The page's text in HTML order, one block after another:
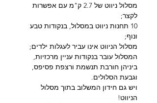
מסלול ניווט של 2.7 ק"מ עם אפשרות
לקצר;
10 תחנות ניווט במסלול, בנקודות טבע
ונוף;
מסלול הניווט אינו עביר לעגלות ילדים;
המסלול עובר בנקודות עניין מרכזיות,
ביניהן חורבת תנשמת ורצפת פסיפס,
וגבעת הסלולים.
ויש גם חידון המשלוב בתוך מסלול
הניווט!